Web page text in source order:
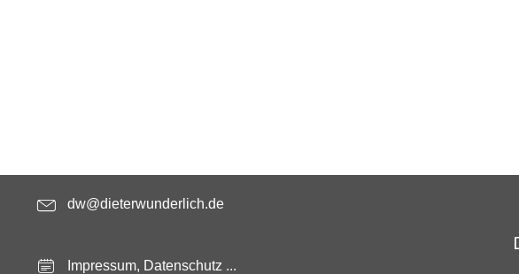
dw@dieterwunderlich.de
Impressum, Datenschutz ...